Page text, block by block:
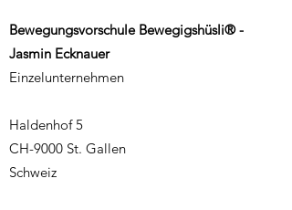
Bewegungsvorschule Bewegigshüsli® -
Jasmin Ecknauer
Einzelunternehmen
Haldenhof 5
CH-9000 St. Gallen
Schweiz